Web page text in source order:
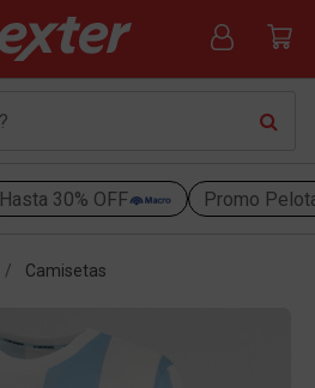
Hasta 30% OFF Promo
Camisetas